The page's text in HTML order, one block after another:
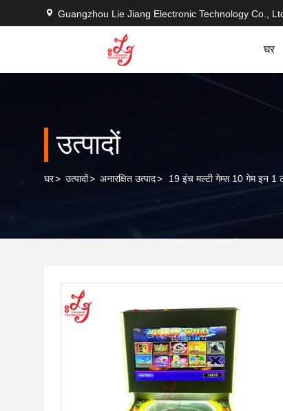
Guangzhou Lie Jiang Electronic Technology Co.,
घर
उत्पादों
घर> उत्पादों> अनारक्षित उत्पाद> 19 इंच मल्टी गेम्स 10 गेम इन